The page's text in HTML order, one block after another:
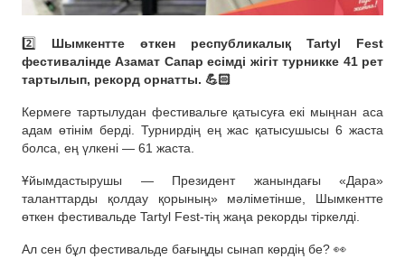
2️⃣ Шымкентте өткен республикалық Tartyl Fest
фестивалінде Азамат Сапар есімді жігіт турникке 41 рет
тартылып, рекорд орнатты. 💪🏻
Кермеге тартылудан фестивальге қатысуға екі мыңнан аса
адам өтінім берді. Турнирдің ең жас қатысушысы 6 жаста
болса, ең үлкені — 61 жаста.
Ұйымдастырушы — Президент жанындағы «Дара»
таланттарды қолдау қорының» мәліметінше, Шымкентте
өткен фестивальде Tartyl Fest-тің жаңа рекорды тіркелді.
Ал сен бұл фестивальде бағыңды сынап көрдің бе? 👀